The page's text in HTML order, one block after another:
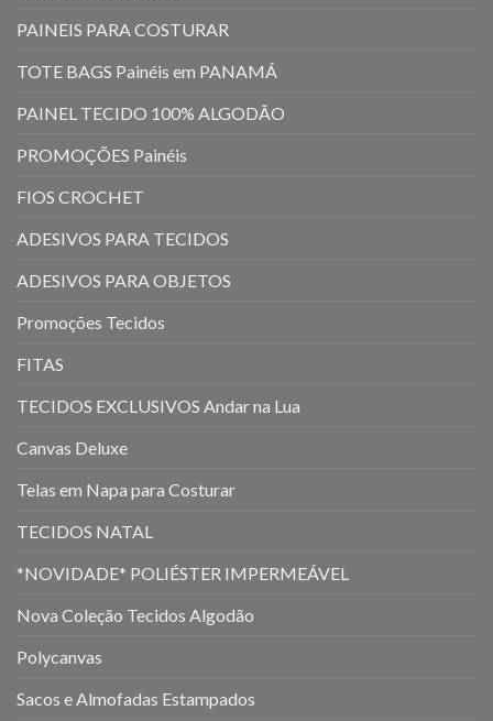
PAINEIS PARA COSTURAR
TOTE BAGS Painéis em PANAMÁ
PAINEL TECIDO 100% ALGODÃO
PROMOÇÕES Painéis
FIOS CROCHET
ADESIVOS PARA TECIDOS
ADESIVOS PARA OBJETOS
Promoções Tecidos
FITAS
TECIDOS EXCLUSIVOS Andar na Lua
Canvas Deluxe
Telas em Napa para Costurar
TECIDOS NATAL
*NOVIDADE* POLIÉSTER IMPERMEÁVEL
Nova Coleção Tecidos Algodão
Polycanvas
Sacos e Almofadas Estampados